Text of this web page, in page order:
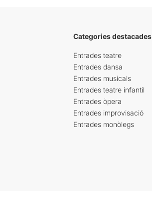
Categories destacades
Entrades teatre
Entrades dansa
Entrades musicals
Entrades teatre infantil
Entrades òpera
Entrades improvisació
Entrades monòlegs